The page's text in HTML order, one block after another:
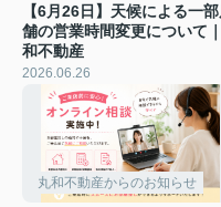
【6月26日】天候による一
舗の営業時間変更について
和不動産
2026.06.26
丸和不動産からのお知らせ